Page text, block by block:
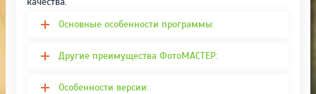
Основные особенности программы:
Другие преимущества ФотоМАСТЕР:
Особенности версии: